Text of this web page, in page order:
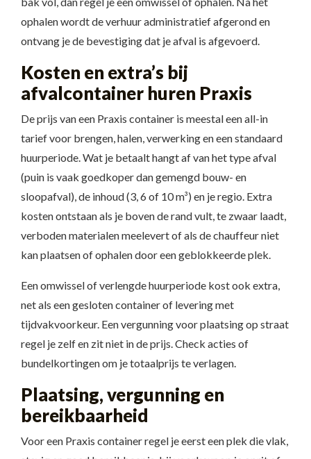
ophalen wordt de verhuur administratief afgerond en
ontvang je de bevestiging dat je afval is afgevoerd.
Kosten en extra’s bij
afvalcontainer huren Praxis
De prijs van een Praxis container is meestal een all-in
tarief voor brengen, halen, verwerking en een standaard
huurperiode. Wat je betaalt hangt af van het type afval
(puin is vaak goedkoper dan gemengd bouw- en
sloopafval), de inhoud (3, 6 of 10 m³) en je regio. Extra
kosten ontstaan als je boven de rand vult, te zwaar laadt,
verboden materialen meelevert of als de chauffeur niet
kan plaatsen of ophalen door een geblokkeerde plek.
Een omwissel of verlengde huurperiode kost ook extra,
net als een gesloten container of levering met
tijdvakvoorkeur. Een vergunning voor plaatsing op straat
regel je zelf en zit niet in de prijs. Check acties of
bundelkortingen om je totaalprijs te verlagen.
Plaatsing, vergunning en
bereikbaarheid
Voor een Praxis container regel je eerst een plek die vlak,